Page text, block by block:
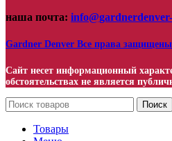
наша почта:
Gardner Denver Все права защищены
Сайт несет информационный
обстоятельствах не является
Поиск
Товары